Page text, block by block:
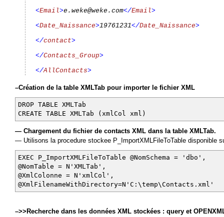
<Email>e.weke@weke.com</Email>
<Date_Naissance>19761231</Date_Naissance>
</contact>
</Contacts_Group>
</AllContacts>
–Création de la table XMLTab pour importer le fichier XML
DROP TABLE XMLTab
CREATE TABLE XMLTab (xmlCol xml)
— Chargement du fichier de contacts XML dans la table XMLTab.
— Utilisons la procedure stockee P_ImportXMLFileToTable disponible
EXEC P_ImportXMLFileToTable @NomSchema = 'dbo',
@NomTable = N'XMLTab',
@XmlColonne = N'xmlCol',
@XmlFilenameWithDirectory=N'C:\temp\Contacts.xml'
–>>Recherche dans les données XML stockées : query et